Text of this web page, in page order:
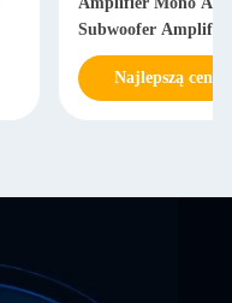
Subwoofer Amplifier
Najlepszą cenę